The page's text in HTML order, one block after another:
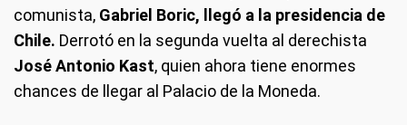
comunista, Gabriel Boric, llegó a la presidencia de
Chile. Derrotó en la segunda vuelta al derechista
José Antonio Kast, quien ahora tiene enormes
chances de llegar al Palacio de la Moneda.